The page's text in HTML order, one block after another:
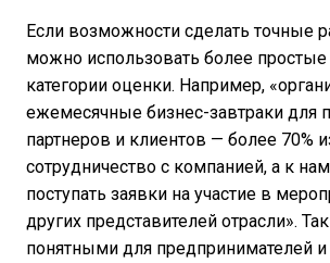
Если возможности сделать точные
можно использовать более
категории оценки. Например,
ежемесячные бизнес-завтраки для
партнеров и клиентов — более 70%
сотрудничество с компанией, а к
поступать заявки на участие в
других представителей отрасли».
понятными для предпринимателей и